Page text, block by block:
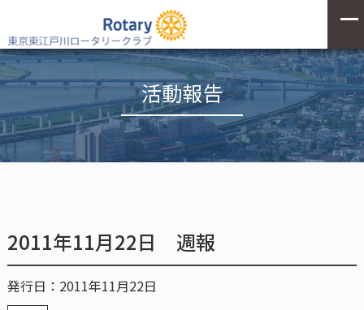
活動報告
2011年11月22日 週報
発行日：2011年11月22日